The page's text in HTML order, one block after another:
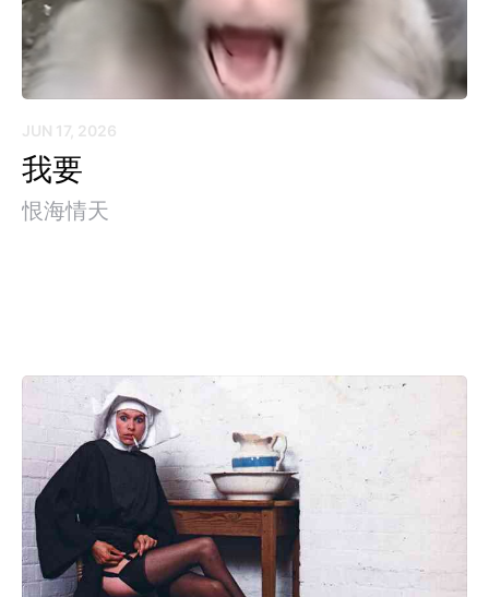
JUN 17, 2026
我要
恨海情天